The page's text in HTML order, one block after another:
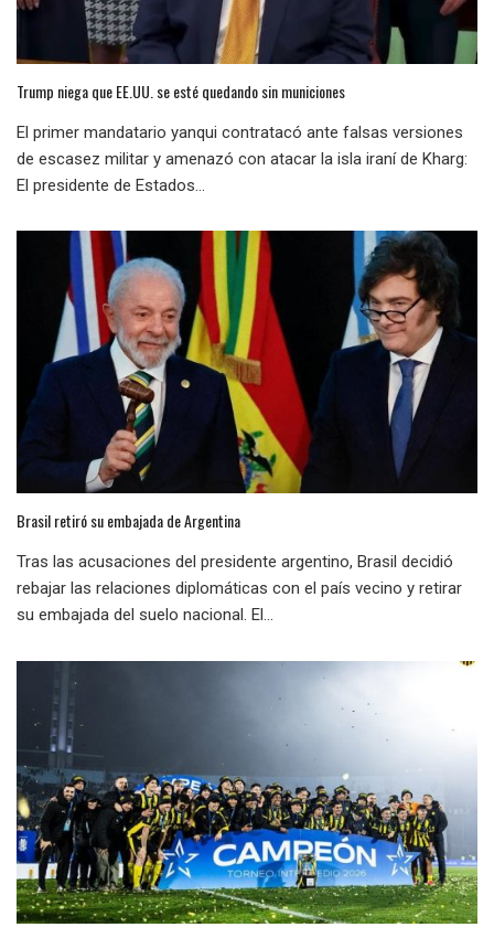
Trump niega que EE.UU. se esté quedando sin municiones
El primer mandatario yanqui contratacó ante falsas versiones
de escasez militar y amenazó con atacar la isla iraní de Kharg:
El presidente de Estados...
Brasil retiró su embajada de Argentina
Tras las acusaciones del presidente argentino, Brasil decidió
rebajar las relaciones diplomáticas con el país vecino y retirar
su embajada del suelo nacional. El...